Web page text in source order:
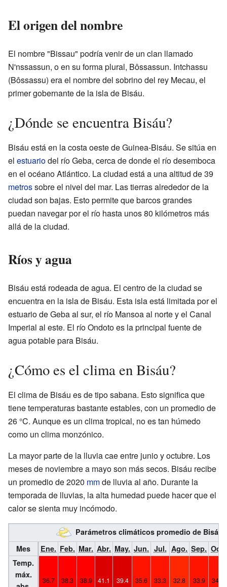
El origen del nombre
El nombre "Bissau" podría venir de un clan llamado
N'nssassun, o en su forma plural, Bôssassun. Intchassu
(Bôssassu) era el nombre del sobrino del rey Mecau, el
primer gobernante de la isla de Bisáu.
¿Dónde se encuentra Bisáu?
Bisáu está en la costa oeste de Guinea-Bisáu. Se sitúa en
el estuariodel río Geba, cerca de donde el río desemboca
en el océano Atlántico. La ciudad está a una altitud de 39
metrossobre el nivel del mar. Las tierras alrededor de la
ciudad son bajas. Esto permite que barcos grandes
puedan navegar por el río hasta unos 80 kilómetros más
allá de la ciudad.
Ríos y agua
Bisáu está rodeada de agua. El centro de la ciudad se
encuentra en la isla de Bisáu. Esta isla está limitada por el
estuario de Geba al sur, el río Mansoa al norte y el Canal
Imperial al este. El río Ondoto es la principal fuente de
agua potable para Bisáu.
¿Cómo es el clima en Bisáu?
El clima de Bisáu es de tipo sabana. Esto significa que
tiene temperaturas bastante estables, con un promedio de
26 °C. Aunque es un clima tropical, no es tan húmedo
como un clima monzónico.
La mayor parte de la lluvia cae entre junio y octubre. Los
meses de noviembre a mayo son más secos. Bisáu recibe
un promedio de 2020 mmde lluvia al año. Durante la
temporada de lluvias, la alta humedad puede hacer que el
calor se sienta muy incómodo.
Parámetros climáticos promedio de Bisáu
Mes
Ene. Feb. Mar. Abr. May. Jun. Jul. Ago. Sep. Oct.
Temp.
máx.
36.7 38.3 38.9 41.1 39.4 35.6 33.3 32.8 33.9 34.4